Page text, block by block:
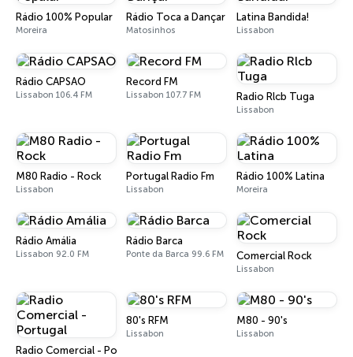
Rádio 100% Popular
Moreira
Rádio Toca a Dançar
Matosinhos
Latina Bandida!
Lissabon
Rádio CAPSAO
Lissabon 106.4 FM
Record FM
Lissabon 107.7 FM Radio Rlcb Tuga
Lissabon
M80 Radio - Rock
Lissabon
Portugal Radio Fm
Lissabon
Rádio 100% Latina
Moreira
Rádio Amália
Lissabon 92.0 FM
Rádio Barca
Ponte da Barca 99.6 FM Comercial Rock
Lissabon
Radio Comercial - Portugal
80's RFM
Lissabon
M80 - 90's
Lissabon